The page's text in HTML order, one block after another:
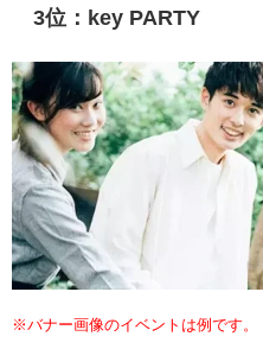
3位：key PARTY
※バナー画像のイベントは例です。